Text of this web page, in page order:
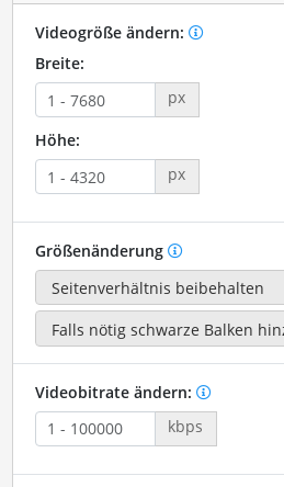
Videogröße ändern:
Breite:
px
Höhe:
px
Größenänderung
Videobitrate ändern:
kbps